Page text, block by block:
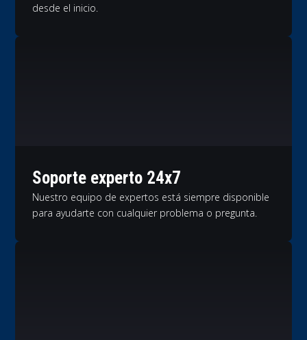
desde el inicio.
Soporte experto 24x7
Nuestro equipo de expertos está siempre disponible
para ayudarte con cualquier problema o pregunta.